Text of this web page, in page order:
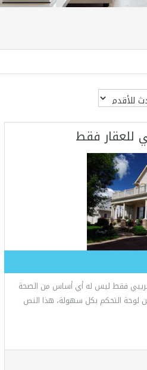
للعقار فقط
فقط ليس له أي أساس من الصحة
التحكم بكل سهولة، هذا النص